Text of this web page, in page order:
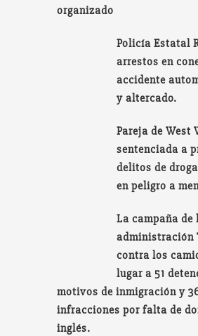
organizado
Policía Estatal
arrestos en
accidente
y altercado.
Pareja de West
sentenciada a
delitos de
en peligro a
La campaña de
administración
contra los
lugar a 51
motivos de inmigración y
infracciones por falta de
inglés.